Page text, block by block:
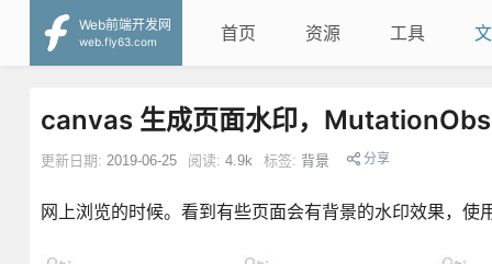
Web前端开发网
web.fly63.com
首页 资源 工具
canvas 生成页面水印，
更新日期: 2019-06-25 阅读: 4.9k 标签: 背景 分享
网上浏览的时候。看到有些页面会有背景的水印效果，